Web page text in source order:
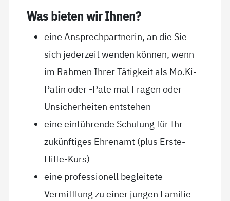
Was bie­ten wir Ih­nen?
eine Ansprechpartnerin, an die Sie
sich jederzeit wenden können, wenn
im Rahmen Ihrer Tätigkeit als Mo.Ki-
Patin oder -Pate mal Fragen oder
Unsicherheiten entstehen
eine einführende Schulung für Ihr
zukünftiges Ehrenamt (plus Erste-
Hilfe-Kurs)
eine professionell begleitete
Vermittlung zu einer jungen Familie